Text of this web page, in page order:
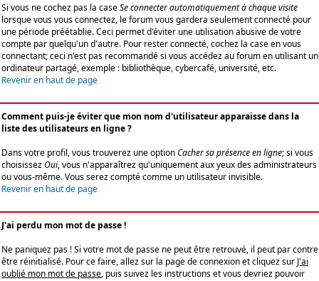
Si vous ne cochez pas la caseSe connecter automatiquement à chaque visite
lorsque vous vous connectez, le forum vous gardera seulement connecté pour
une période préétablie. Ceci permet d'éviter une utilisation abusive de votre
compte par quelqu'un d'autre. Pour rester connecté, cochez la case en vous
connectant; ceci n'est pas recommandé si vous accédez au forum en utilisant un
ordinateur partagé, exemple : bibliothèque, cybercafé, université, etc.
Revenir en haut de page
Comment puis-je éviter que mon nom d'utilisateur apparaisse dans la
liste des utilisateurs en ligne ?
Dans votre profil, vous trouverez une optionCacher sa présence en ligne; si vous
choisissezOui, vous n'apparaîtrez qu'uniquement aux yeux des administrateurs
ou vous-même. Vous serez compté comme un utilisateur invisible.
Revenir en haut de page
J'ai perdu mon mot de passe !
Ne paniquez pas ! Si votre mot de passe ne peut être retrouvé, il peut par contre
être réinitialisé. Pour ce faire, allez sur la page de connexion et cliquez sur J'ai
oublié mon mot de passe, puis suivez les instructions et vous devriez pouvoir